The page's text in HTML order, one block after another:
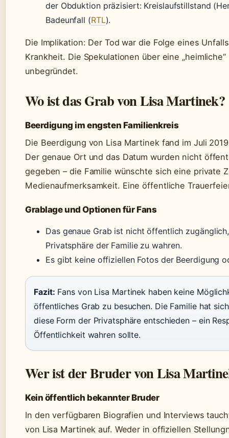
der Obduktion präzisiert: Kreislaufstillstand
Badeunfall (RTL).
Die Implikation: Der Tod war die Folge eines
Krankheit. Die Spekulationen über eine
unbegründet.
Wo ist das Grab von Lisa Martinek?
Beerdigung im engsten Familienkreis
Die Beerdigung von Lisa Martinek fand im Juli
Der genaue Ort und das Datum wurden nicht
gegeben – die Familie wünschte sich eine private
Medienaufmerksamkeit. Eine öffentliche
Grablage und Optionen für Fans
Das genaue Grab ist nicht öffentlich
Privatsphäre der Familie zu wahren.
Es gibt keine offiziellen Fotos der Beerdigung
Fazit: Fans von Lisa Martinek haben keine
öffentliches Grab zu besuchen. Die Familie hat
diese Form der Privatsphäre entschieden – ein
Öffentlichkeit wahren sollte.
Wer ist der Bruder von Lisa
Kein öffentlich bekannter Bruder
In den verfügbaren Biografien und Interviews
von Lisa Martinek auf. Weder in offiziellen